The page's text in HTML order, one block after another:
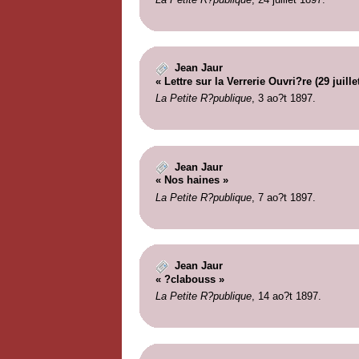
Jean Jaur
« Lettre sur la Verrerie Ouvri?re (29
La Petite R?publique, 3 ao?t 1897.
Jean Jaur
« Nos haines »
La Petite R?publique, 7 ao?t 1897.
Jean Jaur
« ?clabouss »
La Petite R?publique, 14 ao?t 1897.